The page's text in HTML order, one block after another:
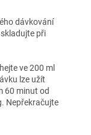
dávkování
při
ve 200 ml
lze užít
60 minut od
Nepřekračujte